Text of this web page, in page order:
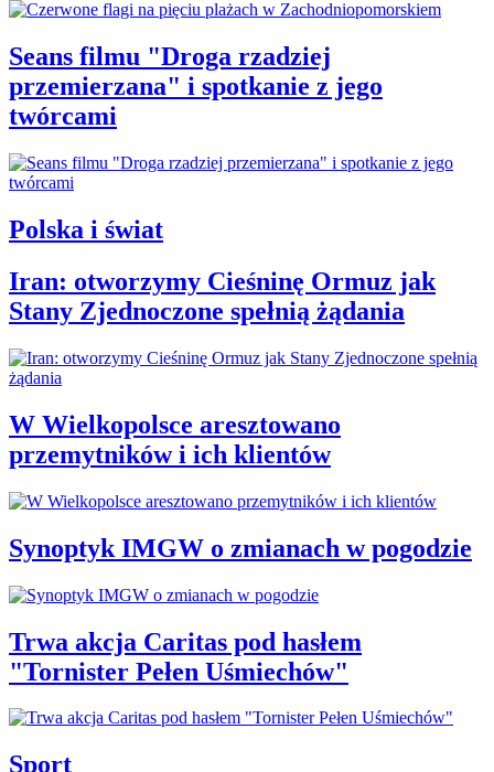
Seans filmu "Droga rzadziej
przemierzana" i spotkanie z jego
twórcami
Polska i świat
Iran: otworzymy Cieśninę Ormuz jak
Stany Zjednoczone spełnią żądania
W Wielkopolsce aresztowano
przemytników i ich klientów
Synoptyk IMGW o zmianach w pogodzie
Trwa akcja Caritas pod hasłem
"Tornister Pełen Uśmiechów"
Sport